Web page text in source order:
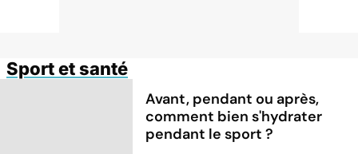
Sport et santé
Avant, pendant ou après,
comment bien s'hydrater
pendant le sport ?